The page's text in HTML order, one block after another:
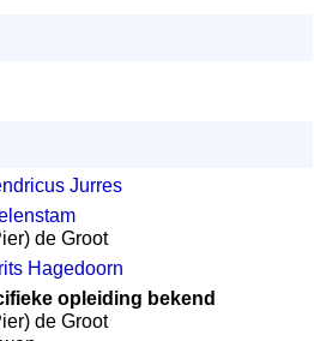
Jurres
de Groot
Hagedoorn
opleiding bekend
de Groot